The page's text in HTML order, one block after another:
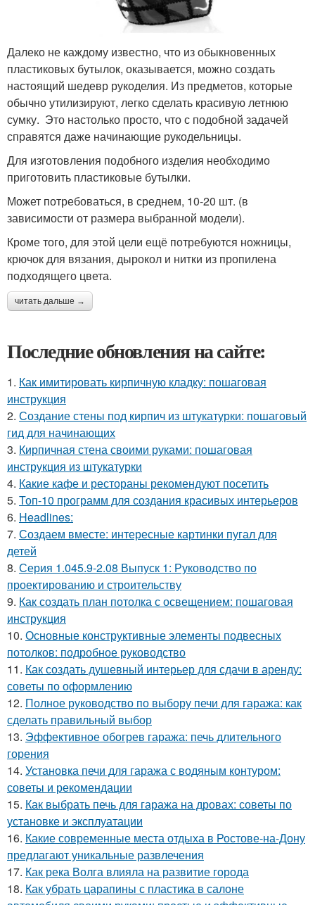
Далеко не каждому известно, что из обыкновенных
пластиковых бутылок, оказывается, можно создать
настоящий шедевр рукоделия. Из предметов, которые
обычно утилизируют, легко сделать красивую летнюю
сумку. Это настолько просто, что с подобной задачей
справятся даже начинающие рукодельницы.
Для изготовления подобного изделия необходимо
приготовить пластиковые бутылки.
Может потребоваться, в среднем, 10-20 шт. (в
зависимости от размера выбранной модели).
Кроме того, для этой цели ещё потребуются ножницы,
крючок для вязания, дырокол и нитки из пропилена
подходящего цвета.
читать дальше →
Последние обновления на сайте:
1. Как имитировать кирпичную кладку: пошаговая
инструкция
2. Создание стены под кирпич из штукатурки: пошаговый
гид для начинающих
3. Кирпичная стена своими руками: пошаговая
инструкция из штукатурки
4. Какие кафе и рестораны рекомендуют посетить
5. Топ-10 программ для создания красивых интерьеров
6. Headlines:
7. Создаем вместе: интересные картинки пугал для
детей
8. Серия 1.045.9-2.08 Выпуск 1: Руководство по
проектированию и строительству
9. Как создать план потолка с освещением: пошаговая
инструкция
10. Основные конструктивные элементы подвесных
потолков: подробное руководство
11. Как создать душевный интерьер для сдачи в аренду:
советы по оформлению
12. Полное руководство по выбору печи для гаража: как
сделать правильный выбор
13. Эффективное обогрев гаража: печь длительного
горения
14. Установка печи для гаража с водяным контуром:
советы и рекомендации
15. Как выбрать печь для гаража на дровах: советы по
установке и эксплуатации
16. Какие современные места отдыха в Ростове-на-Дону
предлагают уникальные развлечения
17. Как река Волга влияла на развитие города
18. Как убрать царапины с пластика в салоне